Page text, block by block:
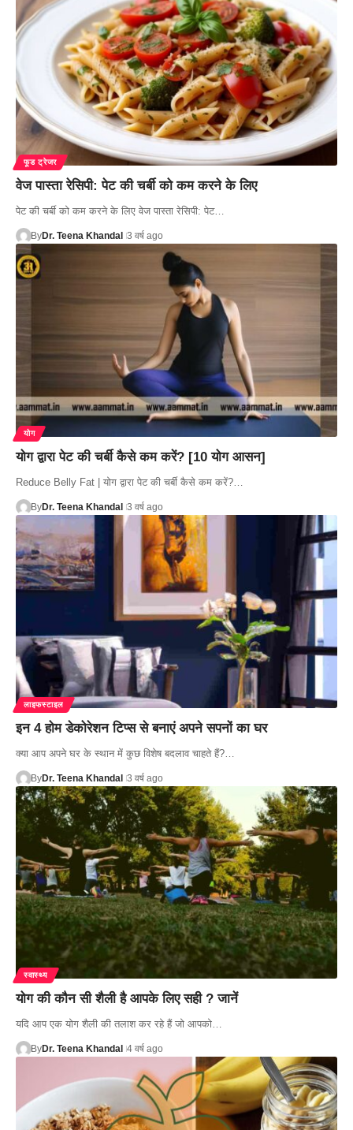
फूड ट्रेजर
वेज पास्ता रेसिपी: पेट की चर्बी को कम करने के लिए
पेट की चर्बी को कम करने के लिए वेज पास्ता रेसिपी: पेट…
ByDr. Teena Khandal 3 वर्ष ago
योग
योग द्वारा पेट की चर्बी कैसे कम करें? [10 योग आसन]
Reduce Belly Fat | योग द्वारा पेट की चर्बी कैसे कम करें?…
ByDr. Teena Khandal 3 वर्ष ago
लाइफस्टाइल
इन 4 होम डेकोरेशन टिप्स से बनाएं अपने सपनों का घर
क्या आप अपने घर के स्थान में कुछ विशेष बदलाव चाहते हैं?…
ByDr. Teena Khandal 3 वर्ष ago
स्वास्थ्य
योग की कौन सी शैली है आपके लिए सही ? जानें
यदि आप एक योग शैली की तलाश कर रहे हैं जो आपको…
ByDr. Teena Khandal 4 वर्ष ago